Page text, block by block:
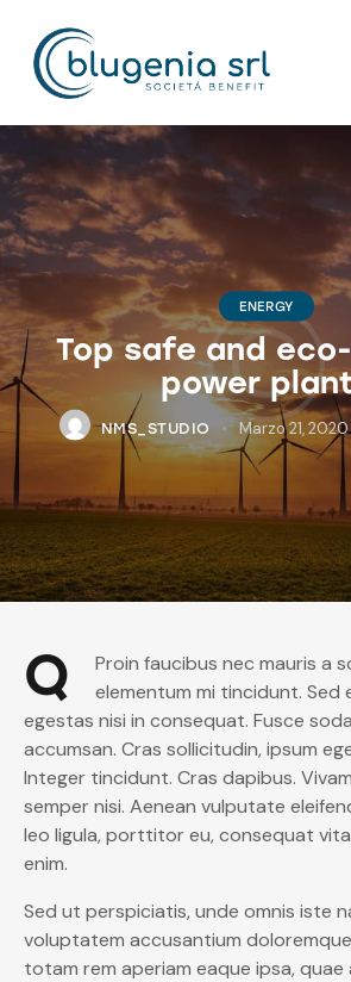
ENERGY
Top safe and
power
NMS_STUDIO Marzo 21, 2020
Q
Proin faucibus nec mauris a
elementum mi tincidunt. Sed
egestas nisi in consequat. Fusce
accumsan. Cras sollicitudin, ipsum
Integer tincidunt. Cras dapibus.
semper nisi. Aenean vulputate
leo ligula, porttitor eu, consequat
enim.
Sed ut perspiciatis, unde omnis iste
voluptatem accusantium
totam rem aperiam eaque ipsa, quae